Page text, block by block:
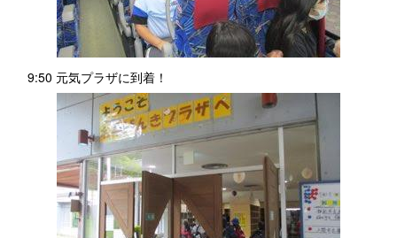
9:50 元気プラザに到着！